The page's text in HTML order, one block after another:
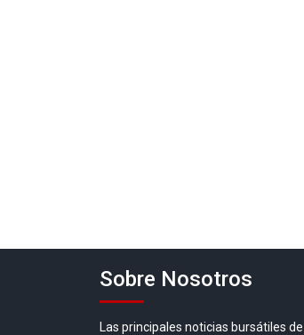
Sobre Nosotros
Las principales noticias bursátiles